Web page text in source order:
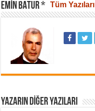
EMIN BATUR * Tüm
YAZARIN DIĞER YAZILARI